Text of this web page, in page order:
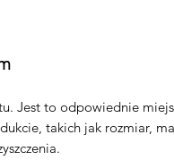
Jest to odpowiednie
takich jak rozmiar,